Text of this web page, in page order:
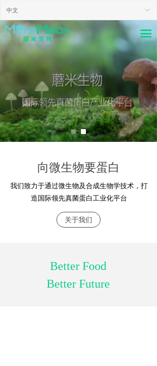
ꀅ
中文
끀
向微生物要蛋白
我们致力于通过微生物及合成生物学技术，打
造国际领先真菌蛋白工业化平台
关于我们
Better Food
Better Future